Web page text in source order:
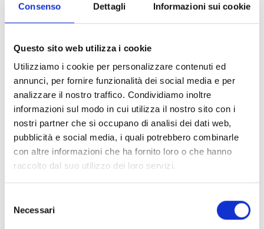
Consenso Dettagli Informazioni sui cookie
Questo sito web utilizza i cookie
Utilizziamo i cookie per personalizzare contenuti ed
annunci, per fornire funzionalità dei social media e per
analizzare il nostro traffico. Condividiamo inoltre
informazioni sul modo in cui utilizza il nostro sito con i
nostri partner che si occupano di analisi dei dati web,
pubblicità e social media, i quali potrebbero combinarle
con altre informazioni che ha fornito loro o che hanno
raccolto dal suo utilizzo dei loro servizi.
delNecessari
Codice ISBN:
9788822641236
Puoi trovarlo in:Fumetteria, Online store, Libreria
UOMINI CONTRO DEI: LA SFIDA
MORTALE PER LA SALVEZZA DEL
MONDO!
Per celebrare l’uscita del quindicesimo volume, sarà
disponibile anche una Limited Edition con tre
fantastici set di stickers!
Il cruento scontro tra Qin Shi Huang, il sovrano
umani di Qin Shi Huang, ora che ha mostrato i suoi
occhi?! Per fronteggiarlo, Ade si ricopre di sangue